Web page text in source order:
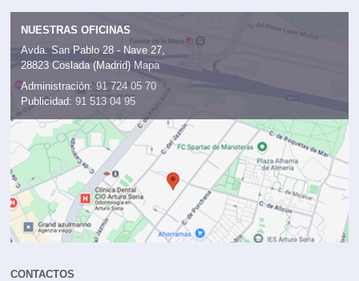
NUESTRAS OFICINAS
Avda. San Pablo 28 - Nave 27,
28823 Coslada (Madrid) Mapa
Administración: 91 724 05 70
Publicidad: 91 513 04 95
CONTACTOS